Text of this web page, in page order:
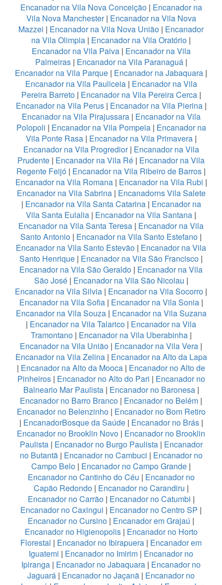
Encanador na Vila Nova Conceição| Encanador na
Vila Nova Manchester| Encanador na Vila Nova
Mazzei | Encanador na Vila Nova União | Encanador
na Vila Olimpia | Encanador na Vila Oratório |
Encanador na Vila Paiva| Encanador na Vila
Palmeiras| Encanador na Vila Paranaguá|
Encanador na Vila Parque | Encanador na Jabaquara |
Encanador na Vila Pauliceia| Encanador na Vila
Pereira Barreto| Encanador na Vila Pereira Cerca|
Encanador na Vila Perus| Encanador na Vila Pierina|
Encanador na Vila Pirajussara| Encanador na Vila
Polopoli | Encanador na Vila Pompeia| Encanador na
Vila Ponte Rasa| Encanador na Vila Primavera|
Encanador na Vila Progredior| Encanador na Vila
Prudente | Encanador na Vila Ré | Encanador na Vila
Regente Feijó | Encanador na Vila Ribeiro de Barros |
Encanador na Vila Romana| Encanador na Vila Rubi |
Encanador na Vila Sabrina| Encanadorns Vila Salete
| Encanador na Vila Santa Catarina| Encanador na
Vila Santa Eulalia | Encanador na Vila Santana |
Encanador na Vila Santa Teresa | Encanador na Vila
Santo Antonio | Encanador na Vila Santo Estefano |
Encanador na Vila Santo Estevão | Encanador na Vila
Santo Henrique | Encanador na Vila São Francisco |
Encanador na Vila São Geraldo | Encanador na Vila
São José| Encanador na Vila São Nicolau |
Encanador na Vila Silvia | Encanador na Vila Socorro |
Encanador na Vila Sofia| Encanador na Vila Sonia|
Encanador na Vila Souza| Encanador na Vila Suzana
| Encanador na Vila Talarico | Encanador na Vila
Tramontano| Encanador na Vila Uberabinha|
Encanador na Vila União | Encanador na Vila Vera |
Encanador na Vila Zelina| Encanador na Alto da Lapa
| Encanador na Alto da Mooca | Encanador no Alto de
Pinheiros| Encanador no Alto do Pari | Encanador no
Balneario Mar Paulista| Encanador no Baronesa|
Encanador no Barro Branco | Encanador no Belém |
Encanador no Belenzinho| Encanador no Bom Retiro
| EncanadorBosque da Saúde| Encanador no Brás|
Encanador no Brooklin Novo | Encanador no Brooklin
Paulista| Encanador no Burgo Paulista| Encanador
no Butantã| Encanador no Cambuci | Encanador no
Campo Belo | Encanador no Campo Grande |
Encanador no Cantinho do Céu | Encanador no
Capão Redondo| Encanador no Carandiru |
Encanador no Carrão| Encanador no Catumbi |
Encanador no Caxingui | Encanador no Centro SP |
Encanador no Cursino | Encanador em Grajaú |
Encanador no Higienopolis| Encanador no Horto
Florestal | Encanador no Ibirapuera | Encanador em
Iguatemi | Encanador no Imirim | Encanador no
Ipiranga | Encanador no Jabaquara | Encanador no
Jaguará | Encanador no Jaçanã | Encanador no